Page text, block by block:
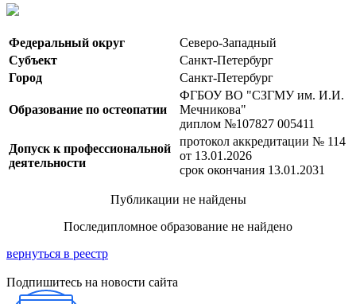
Федеральный округ
Северо-Западный
Субъект
Санкт-Петербург
Город
Санкт-Петербург
Образование по остеопатии
ФГБОУ ВО "СЗГМУ им. И.И.
Мечникова"
диплом №107827 005411
Допуск к профессиональной
деятельности
протокол аккредитации № 114
от 13.01.2026
срок окончания 13.01.2031
Публикации не найдены
Последипломное образование не найдено
вернуться в реестр
Подпишитесь на новости сайта